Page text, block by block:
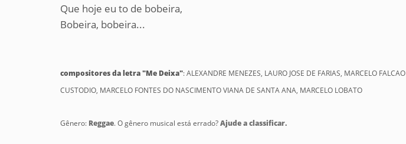
Que hoje eu to de bobeira,
Bobeira, bobeira...
compositores da letra "Me Deixa": ALEXANDRE MENEZES, LAURO JOSE DE FARIAS, MARCELO FALCAO
CUSTODIO, MARCELO FONTES DO NASCIMENTO VIANA DE SANTA ANA, MARCELO LOBATO
Gênero: Reggae. O gênero musical está errado?Ajude a classificar.